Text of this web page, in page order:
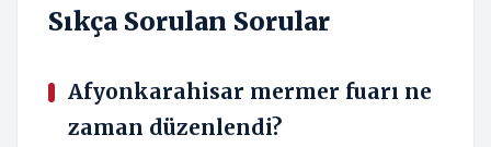
Sıkça Sorulan Sorular
Afyonkarahisar mermer fuarı ne
zaman düzenlendi?